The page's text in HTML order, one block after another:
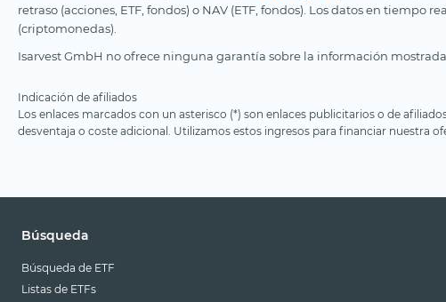
retraso (acciones, ETF, fondos) o NAV (ETF, fondos). Los datos en tiempo
(criptomonedas).
Isarvest GmbH no ofrece ninguna garantía sobre la información
Indicación de afiliados
Los enlaces marcados con un asterisco (*) son enlaces publicitarios o de
desventaja o coste adicional. Utilizamos estos ingresos para financiar nuestra
Búsqueda
Búsqueda de ETF
Listas de ETFs